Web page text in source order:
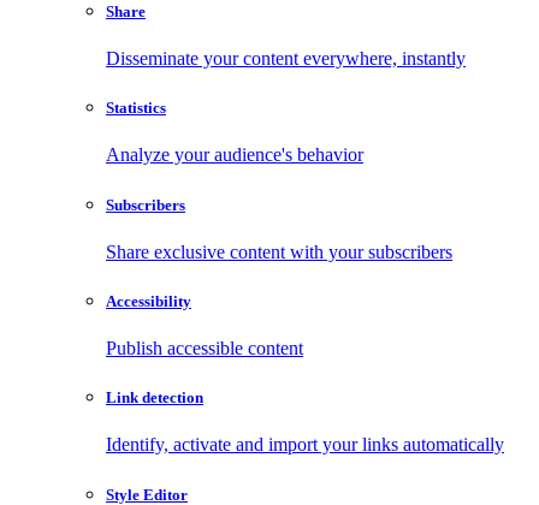
Share
Disseminate your content everywhere, instantly
Statistics
Analyze your audience's behavior
Subscribers
Share exclusive content with your subscribers
Accessibility
Publish accessible content
Link detection
Identify, activate and import your links automatically
Style Editor